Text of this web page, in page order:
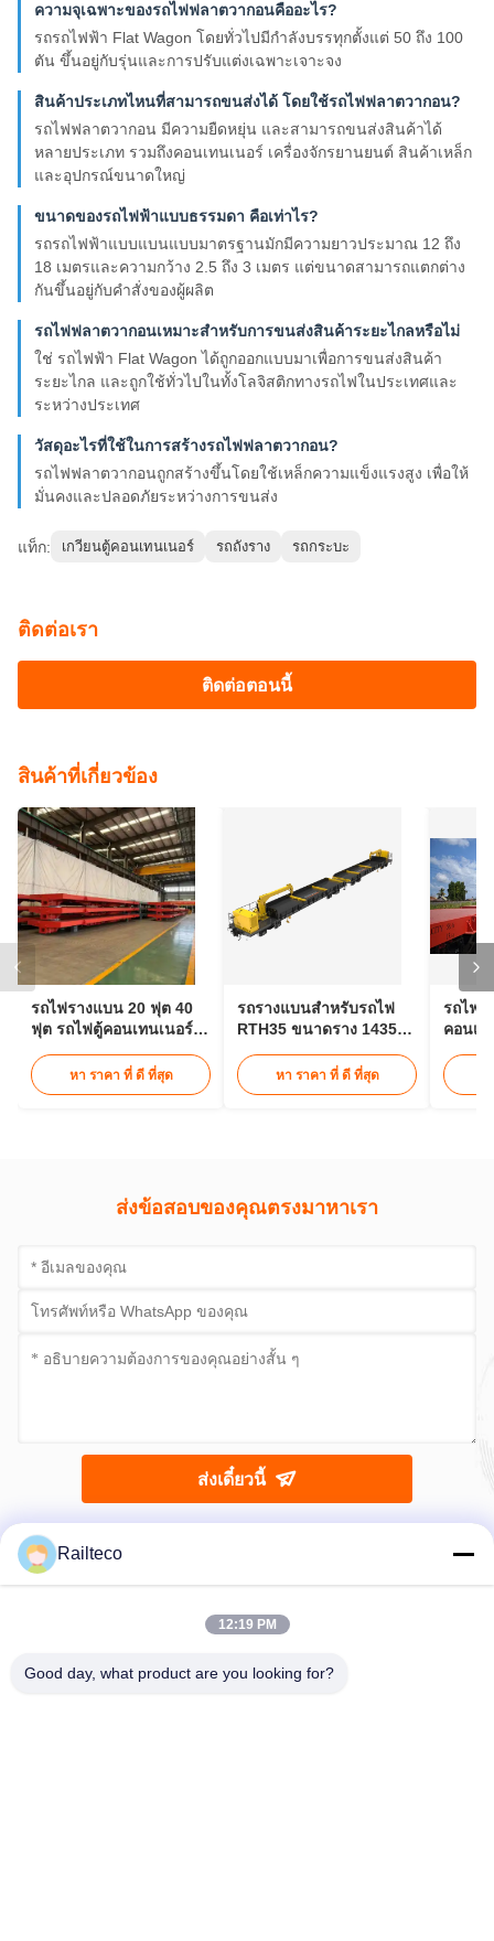
ความจุเฉพาะของรถไฟฟลาตวากอนคืออะไร?
รถรถไฟฟ้า Flat Wagon โดยทั่วไปมีกําลังบรรทุกตั้งแต่ 50 ถึง 100
ตัน ขึ้นอยู่กับรุ่นและการปรับแต่งเฉพาะเจาะจง
สินค้าประเภทไหนที่สามารถขนส่งได้ โดยใช้รถไฟฟลาตวากอน?
รถไฟฟลาตวากอน มีความยืดหยุ่น และสามารถขนส่งสินค้าได้
หลายประเภท รวมถึงคอนเทนเนอร์ เครื่องจักรยานยนต์ สินค้าเหล็ก
และอุปกรณ์ขนาดใหญ่
ขนาดของรถไฟฟ้าแบบธรรมดา คือเท่าไร?
รถรถไฟฟ้าแบบแบนแบบมาตรฐานมักมีความยาวประมาณ 12 ถึง
18 เมตรและความกว้าง 2.5 ถึง 3 เมตร แต่ขนาดสามารถแตกต่าง
กันขึ้นอยู่กับคําสั่งของผู้ผลิต
รถไฟฟลาตวากอนเหมาะสําหรับการขนส่งสินค้าระยะไกลหรือไม่
ใช่ รถไฟฟ้า Flat Wagon ได้ถูกออกแบบมาเพื่อการขนส่งสินค้า
ระยะไกล และถูกใช้ทั่วไปในทั้งโลจิสติกทางรถไฟในประเทศและ
ระหว่างประเทศ
วัสดุอะไรที่ใช้ในการสร้างรถไฟฟลาตวากอน?
รถไฟฟลาตวากอนถูกสร้างขึ้นโดยใช้เหล็กความแข็งแรงสูง เพื่อให้
มั่นคงและปลอดภัยระหว่างการขนส่ง
แท็ก: เกวียนตู้คอนเทนเนอร์ รถถังราง รถกระบะ
ติดต่อเรา
ติดต่อตอนนี้
สินค้าที่เกี่ยวข้อง
รถไฟรางแบน 20 ฟุต 40
ฟุต รถไฟตู้คอนเทนเนอร์
หา ราคา ที่ ดี ที่สุด
รถรางแบนสำหรับรถไฟ
RTH35 ขนาดราง 1435
25 ม.
หา ราคา ที่ ดี ที่สุด
รถไฟ
คอนเท
ส่งข้อสอบของคุณตรงมาหาเรา
ส่งเดี๋ยวนี้
Railteco
12:19 PM
Good day, what product are you looking for?